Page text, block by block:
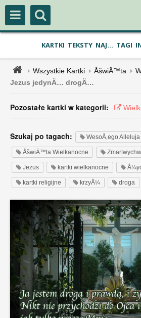
KARTKI TEKSTY NAJ... TAGI
Wszystkie Kartki ÅšwiÄ™ta
Jezus jedynÄ… drogÄ…
Pozostałe kartki w kategorii:
Szukaj po tagach: WesoÅ‚ego Alleluja
ÅšwiÄ™ta Wielkanocne
Jezus kartki wielkanocne
kartki religijne krzyÅ¼ droga